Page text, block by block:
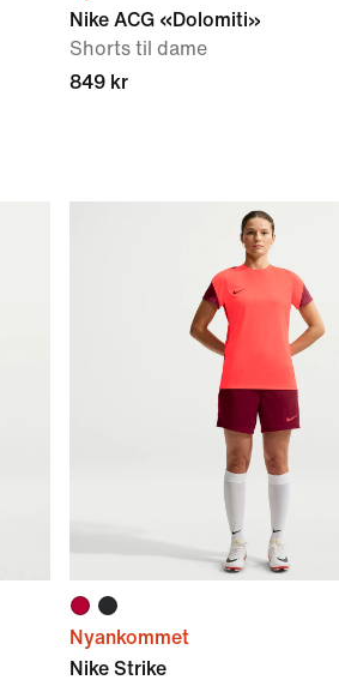
Nike ACG «Dolomiti»
Shorts til dame
849 kr
Nyankommet
Nike Strike